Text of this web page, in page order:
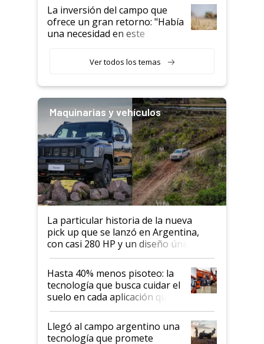
La inversión del campo que
ofrece un gran retorno: "Había
una necesidad en este
Ver todos los temas
Maquinarias y vehículos
La particular historia de la nueva
pick up que se lanzó en Argentina,
con casi 280 HP y un diseño único: a
cuánto se vende
Hasta 40% menos pisoteo: la
tecnología que busca cuidar el
suelo en cada aplicación que
llevó Jacto al Congreso
Aapresid 2026
Llegó al campo argentino una
tecnología que promete